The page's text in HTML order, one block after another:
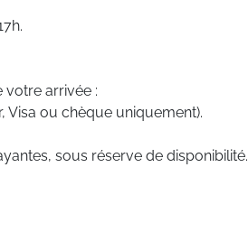
votre arrivée :
Visa ou chèque uniquement).
sous réserve de disponibilité.